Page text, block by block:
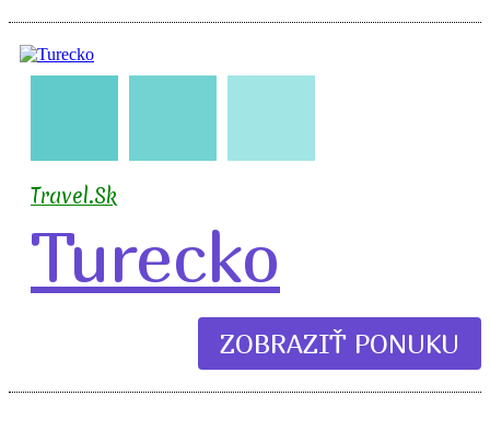
🇹🇷
Travel.Sk
Turecko
ZOBRAZIŤ PONUKU